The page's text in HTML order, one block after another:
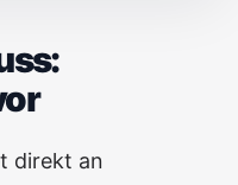
direkt an